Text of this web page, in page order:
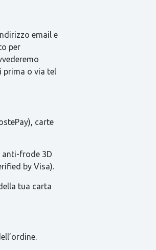
email e
per
o via tel
carte
anti-frode 3D
by Visa).
tua carta